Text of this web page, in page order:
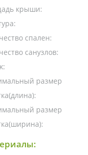
крыши:
спален:
санузлов:
размер
размер